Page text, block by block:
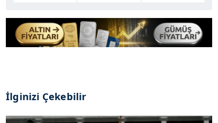
İlginizi Çekebilir